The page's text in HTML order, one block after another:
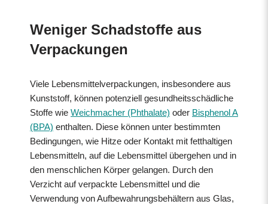
Weniger Schadstoffe aus
Verpackungen
Viele Lebensmittelverpackungen, insbesondere aus
Kunststoff, können potenziell gesundheitsschädliche
Stoffe wie Weichmacher (Phthalate) oder Bisphenol A
(BPA) enthalten. Diese können unter bestimmten
Bedingungen, wie Hitze oder Kontakt mit fetthaltigen
Lebensmitteln, auf die Lebensmittel übergehen und in
den menschlichen Körper gelangen. Durch den
Verzicht auf verpackte Lebensmittel und die
Verwendung von Aufbewahrungsbehältern aus Glas,